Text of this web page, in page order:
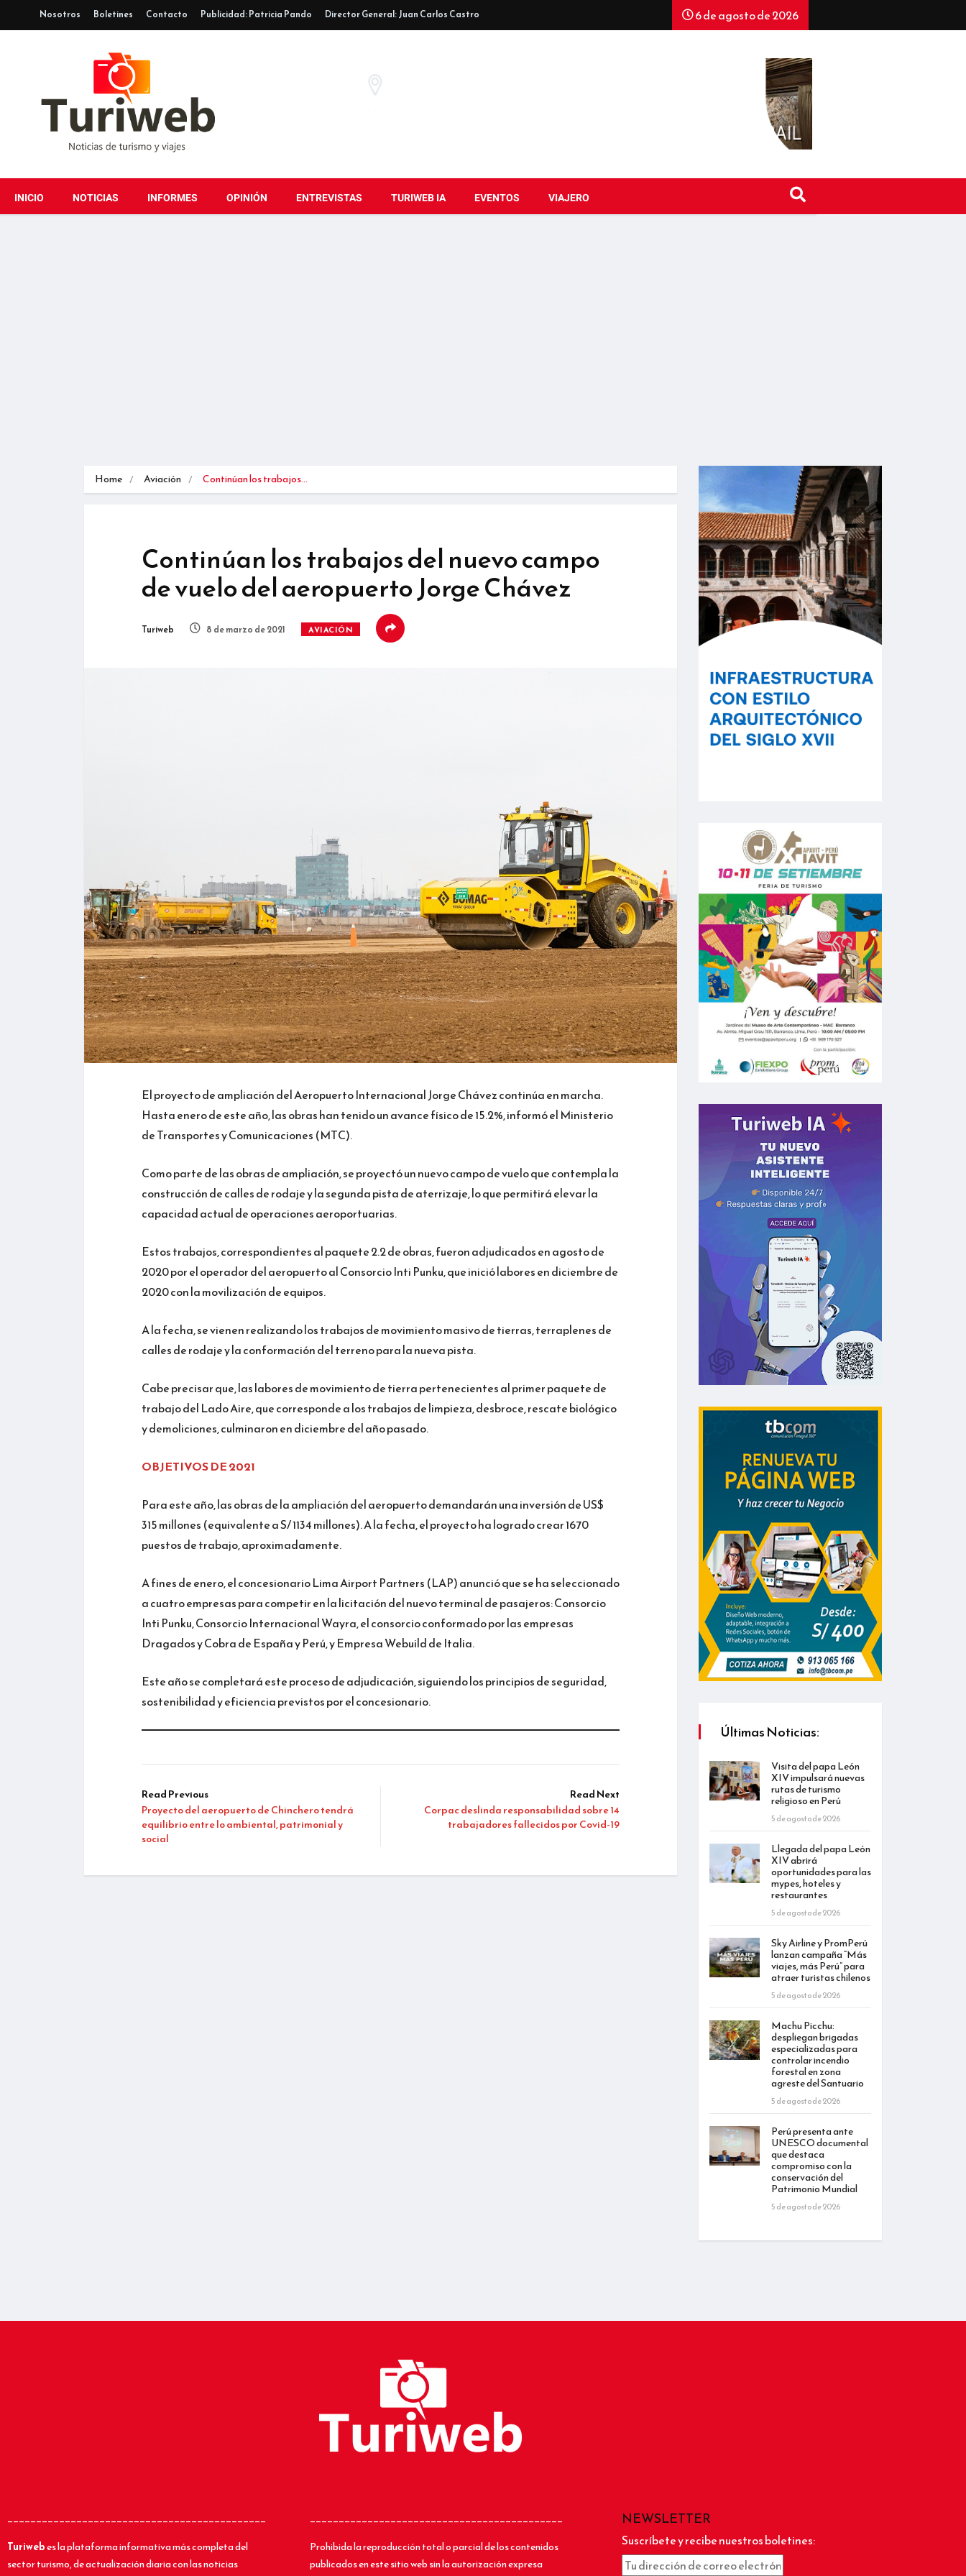
Nosotros Boletines Contacto Publicidad: Patricia Pando Director General: Juan Carlos Castro 6 de agosto de 2026
INICIO NOTICIAS INFORMES OPINIÓN ENTREVISTAS TURIWEB IA EVENTOS VIAJERO
Home Aviación Continúan los trabajos…
Continúan los trabajos del nuevo campo
de vuelo del aeropuerto Jorge Chávez
Turiweb 8 de marzo de 2021 AVIACIÓN
El proyecto de ampliación del Aeropuerto Internacional Jorge Chávez continúa en marcha.
Hasta enero de este año, las obras han tenido un avance físico de 15.2%, informó el Ministerio
de Transportes y Comunicaciones (MTC).
Como parte de las obras de ampliación, se proyectó un nuevo campo de vuelo que contempla la
construcción de calles de rodaje y la segunda pista de aterrizaje, lo que permitirá elevar la
capacidad actual de operaciones aeroportuarias.
Estos trabajos, correspondientes al paquete 2.2 de obras, fueron adjudicados en agosto de
2020 por el operador del aeropuerto al Consorcio Inti Punku, que inició labores en diciembre de
2020 con la movilización de equipos.
A la fecha, se vienen realizando los trabajos de movimiento masivo de tierras, terraplenes de
calles de rodaje y la conformación del terreno para la nueva pista.
Cabe precisar que, las labores de movimiento de tierra pertenecientes al primer paquete de
trabajo del Lado Aire, que corresponde a los trabajos de limpieza, desbroce, rescate biológico
y demoliciones, culminaron en diciembre del año pasado.
OBJETIVOS DE 2021
Para este año, las obras de la ampliación del aeropuerto demandarán una inversión de US$
315 millones (equivalente a S/ 1134 millones). A la fecha, el proyecto ha logrado crear 1670
puestos de trabajo, aproximadamente.
A fines de enero, el concesionario Lima Airport Partners (LAP) anunció que se ha seleccionado
a cuatro empresas para competir en la licitación del nuevo terminal de pasajeros: Consorcio
Inti Punku, Consorcio Internacional Wayra, el consorcio conformado por las empresas
Dragados y Cobra de España y Perú, y Empresa Webuild de Italia.
Este año se completará este proceso de adjudicación, siguiendo los principios de seguridad,
sostenibilidad y eficiencia previstos por el concesionario.
Read Previous
Proyecto del aeropuerto de Chinchero tendrá
equilibrio entre lo ambiental, patrimonial y
social
Read Next
Corpac deslinda responsabilidad sobre 14
trabajadores fallecidos por Covid-19
Últimas Noticias:
Visita del papa León
XIV impulsará nuevas
rutas de turismo
religioso en Perú
5 de agosto de 2026
Llegada del papa León
XIV abrirá
oportunidades para las
mypes, hoteles y
restaurantes
5 de agosto de 2026
Sky Airline y PromPerú
lanzan campaña “Más
viajes, más Perú” para
atraer turistas chilenos
5 de agosto de 2026
Machu Picchu:
despliegan brigadas
especializadas para
controlar incendio
forestal en zona
agreste del Santuario
5 de agosto de 2026
Perú presenta ante
UNESCO documental
que destaca
compromiso con la
conservación del
Patrimonio Mundial
5 de agosto de 2026
_____________________________________________
Turiwebes la plataforma informativa más completa del
sector turismo, de actualización diaria con las noticias
____________________________________________
Prohibida la reproducción total o parcial de los contenidos
publicados en este sitio web sin la autorización expresa
NEWSLETTER
Suscríbete y recibe nuestros boletines: